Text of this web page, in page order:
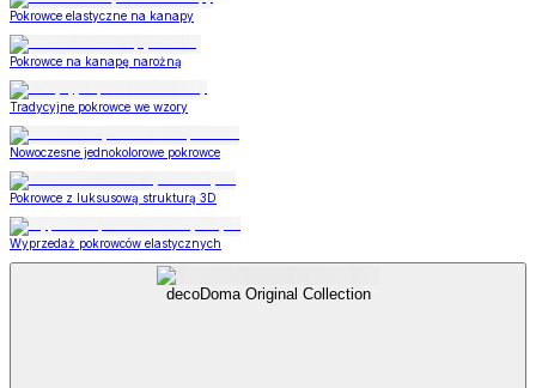
Pokrowce elastyczne na kanapy
Pokrowce na kanapę narożną
Tradycyjne pokrowce we wzory
Nowoczesne jednokolorowe pokrowce
Pokrowce z luksusową strukturą 3D
Wyprzedaż pokrowców elastycznych
decoDoma Original Collection